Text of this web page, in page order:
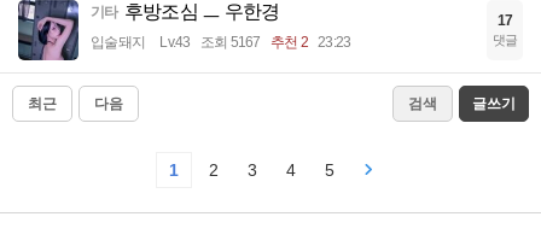
기타 후방조심 ㅡ 우한경
입술돼지 Lv.43 조회 5167 추천 2 23:23
17
댓글
최근 다음 검색 글쓰기
1 2 3 4 5